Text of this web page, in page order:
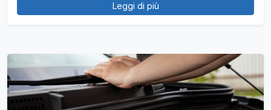
Leggi di più